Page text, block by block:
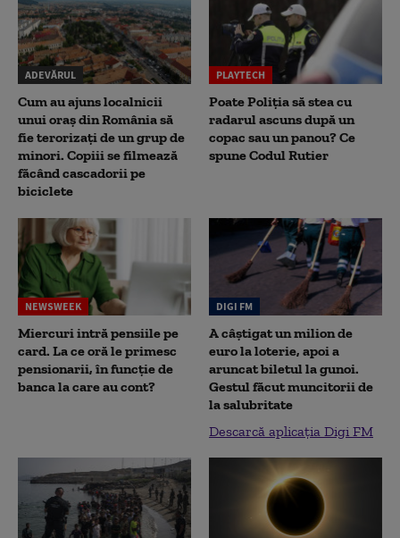
ADEVĂRUL
Cum au ajuns localnicii
unui oraș din România să
fie terorizați de un grup de
minori. Copiii se filmează
făcând cascadorii pe
biciclete
PLAYTECH
Poate Poliția să stea cu
radarul ascuns după un
copac sau un panou? Ce
spune Codul Rutier
NEWSWEEK
Miercuri intră pensiile pe
card. La ce oră le primesc
pensionarii, în funcție de
banca la care au cont?
DIGI FM
A câștigat un milion de
euro la loterie, apoi a
aruncat biletul la gunoi.
Gestul făcut muncitorii de
la salubritate
Descarcă aplicația Digi FM